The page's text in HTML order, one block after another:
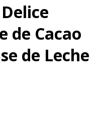
de Cacao
de Leche